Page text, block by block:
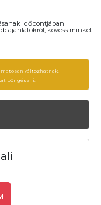
időpontjában
ajánlatokról, kövess minket
változhatnak,
böngészni.